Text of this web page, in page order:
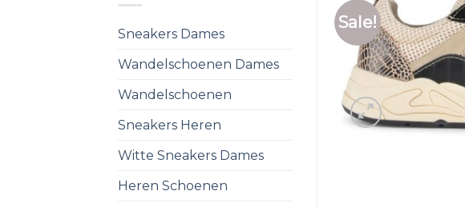
Sneakers Dames
Wandelschoenen Dames
Wandelschoenen
Sneakers Heren
Witte Sneakers Dames
Heren Schoenen
Sale!